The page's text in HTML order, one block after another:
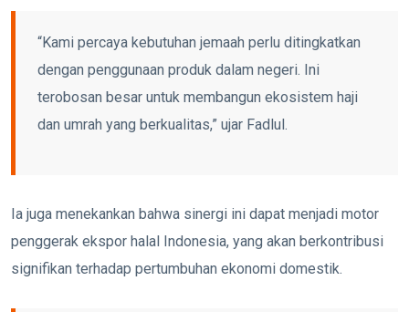
“Kami percaya kebutuhan jemaah perlu ditingkatkan
dengan penggunaan produk dalam negeri. Ini
terobosan besar untuk membangun ekosistem haji
dan umrah yang berkualitas,” ujar Fadlul.
Ia juga menekankan bahwa sinergi ini dapat menjadi motor
penggerak ekspor halal Indonesia, yang akan berkontribusi
signifikan terhadap pertumbuhan ekonomi domestik.